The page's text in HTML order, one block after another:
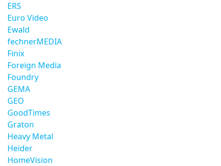
ERS
Euro Video
Ewald
fechnerMEDIA
Finix
Foreign Media
Foundry
GEMA
GEO
GoodTimes
Graton
Heavy Metal
Heider
HomeVision